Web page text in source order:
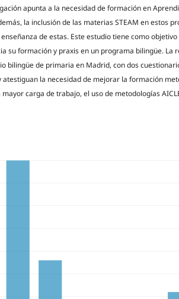
apunta a la necesidad de formación en
la inclusión de las materias STEAM en estos
de estas. Este estudio tiene como
su formación y praxis en un programa bilingüe. La
bilingüe de primaria en Madrid, con dos
la necesidad de mejorar la formación
carga de trabajo, el uso de metodologías